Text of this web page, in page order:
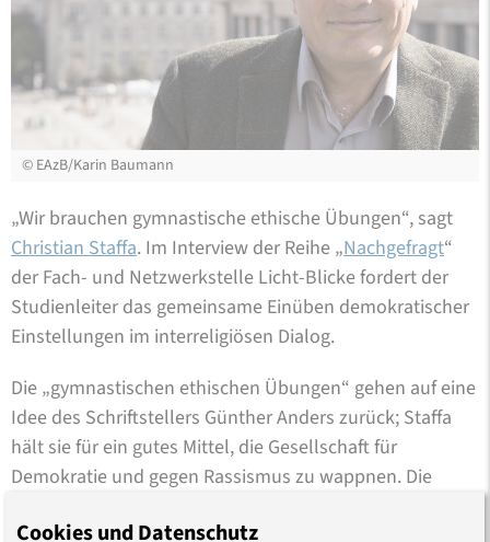
© EAzB/Karin Baumann
„Wir brauchen gymnastische ethische Übungen“, sagt
Christian Staffa. Im Interview der Reihe „Nachgefragt“
der Fach- und Netzwerkstelle Licht-Blicke fordert der
Studienleiter das gemeinsame Einüben demokratischer
Einstellungen im interreligiösen Dialog.
Die „gymnastischen ethischen Übungen“ gehen auf eine
Idee des Schriftstellers Günther Anders zurück; Staffa
hält sie für ein gutes Mittel, die Gesellschaft für
Demokratie und gegen Rassismus zu wappnen. Die
des Guten“ funktioniere.
Cookies und Datenschutz